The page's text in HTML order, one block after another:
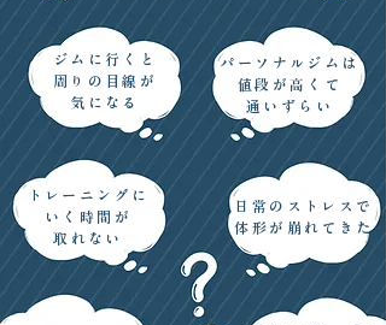
ジムに行くと
周りの目線が
​気になる
パーソナルジムは
値段が高くて
​通いずらい
トレーニングに
いく時間が
​取れない
日常のストレスで
​体形が崩れてきた